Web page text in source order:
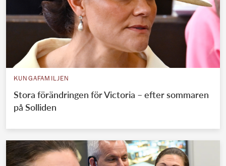
KUNGAFAMILJEN
Stora förändringen för Victoria – efter sommaren
på Solliden